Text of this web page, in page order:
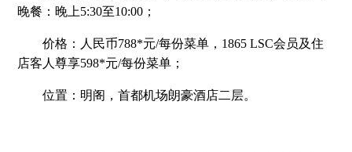
晚餐：晚上5:30至10:00；
价格：人民币788*元/每份菜单，1865 LSC会员及住
店客人尊享598*元/每份菜单；
位置：明阁，首都机场朗豪酒店二层。